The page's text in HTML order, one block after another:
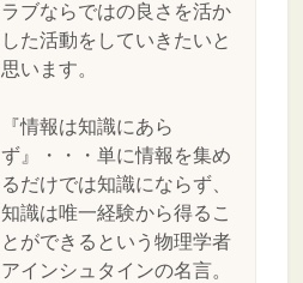
ラブならではの良さを活か
した活動をしていきたいと
思います。
『情報は知識にあら
ず』・・・単に情報を集め
るだけでは知識にならず、
知識は唯一経験から得るこ
とができるという物理学者
アインシュタインの名言。